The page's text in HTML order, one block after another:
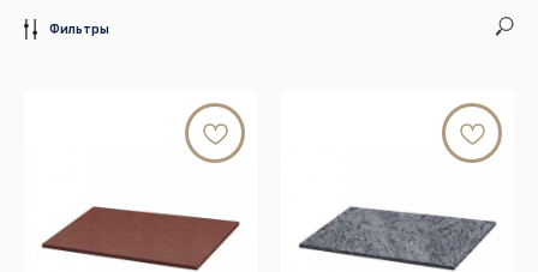
Фильтры